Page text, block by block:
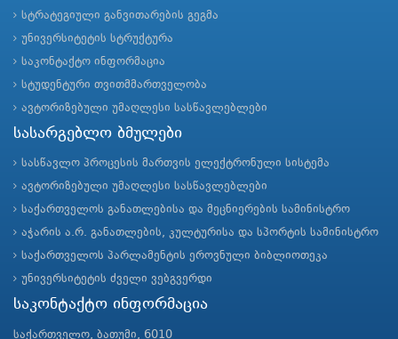
სტრატეგიული განვითარების გეგმა
უნივერსიტეტის სტრუქტურა
საკონტაქტო ინფორმაცია
სტუდენტური თვითმმართველობა
ავტორიზებული უმაღლესი სასწავლებლები
სასარგებლო ბმულები
სასწავლო პროცესის მართვის ელექტრონული სისტემა
ავტორიზებული უმაღლესი სასწავლებლები
საქართველოს განათლებისა და მეცნიერების სამინისტრო
აჭარის ა.რ. განათლების, კულტურისა და სპორტის სამინისტრო
საქართველოს პარლამენტის ეროვნული ბიბლიოთეკა
უნივერსიტეტის ძველი ვებგვერდი
საკონტაქტო ინფორმაცია
საქართველო, ბათუმი, 6010